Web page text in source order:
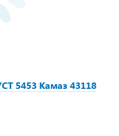
5453 Камаз 43118